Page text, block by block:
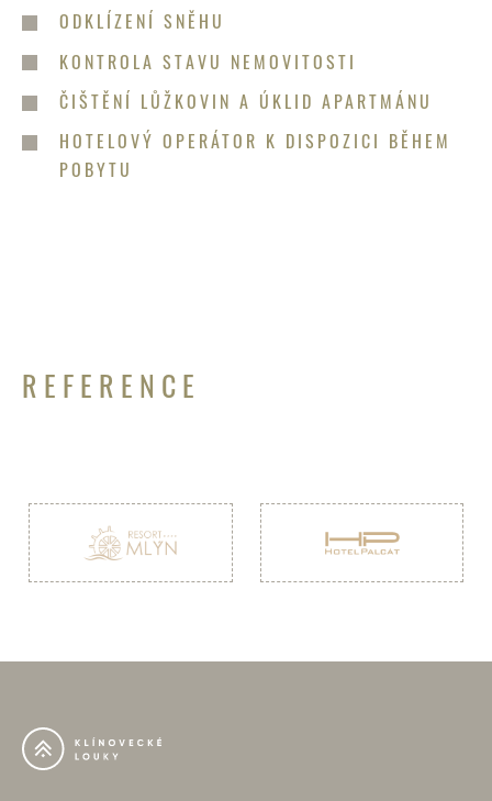
ODKLÍZENÍ SNĚHU
KONTROLA STAVU NEMOVITOSTI
ČIŠTĚNÍ LŮŽKOVIN A ÚKLID APARTMÁNU
HOTELOVÝ OPERÁTOR K DISPOZICI BĚHEM
POBYTU
REFERENCE